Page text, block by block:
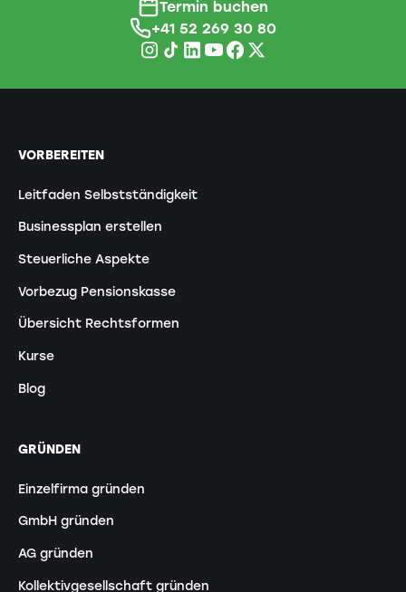
Termin buchen
+41 52 269 30 80
VORBEREITEN
Leitfaden Selbstständigkeit
Businessplan erstellen
Steuerliche Aspekte
Vorbezug Pensionskasse
Übersicht Rechtsformen
Kurse
Blog
GRÜNDEN
Einzelfirma gründen
GmbH gründen
AG gründen
Kollektivgesellschaft gründen